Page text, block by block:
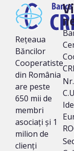
Rețeaua
Băncilor
Cooperatiste
din România
are peste
650 mii de
membri
asociați și 1
milion de
clienți